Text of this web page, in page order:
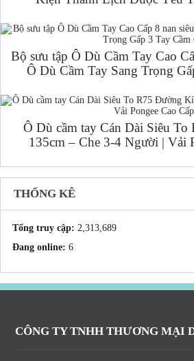
Bộ sưu tập Ô Dù Cầm Tay Cao
Ô Dù Cầm Tay Sang Trọng
Ô Dù cầm tay Cán Dài Siêu
135cm – Che 3-4 Người | Vải
THỐNG KÊ
Tổng truy cập: 2,313,689
Đang online: 6
CÔNG TY TNHH THƯƠNG MẠI